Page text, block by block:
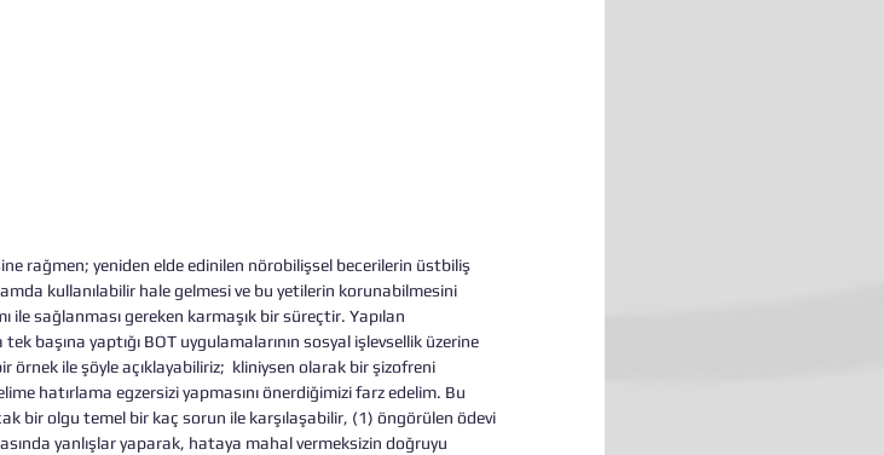
rağmen; yeniden elde edinilen nörobilişsel becerilerin üstbiliş
kullanılabilir hale gelmesi ve bu yetilerin korunabilmesini
sağlanması gereken karmaşık bir süreçtir. Yapılan
başına yaptığı BOT uygulamalarının sosyal işlevsellik üzerine
ile şöyle açıklayabiliriz;  kliniysen olarak bir şizofreni
hatırlama egzersizi yapmasını önerdiğimizi farz edelim. Bu
bir olgu temel bir kaç sorun ile karşılaşabilir, (1) öngörülen ödevi
yanlışlar yaparak, hataya mahal vermeksizin doğruyu